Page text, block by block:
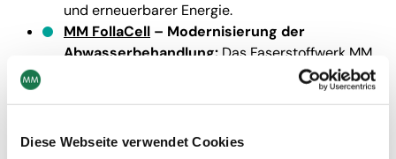
Diese Webseite verwendet Cookies
und erneuerbarer Energie.
MM FollaCell – Modernisierung der
Abwasserbehandlung: Das Faserstoffwerk MM
FollaCell modernisiert derzeit ebenfalls seine
Abwasseraufbereitungsanlage. Dadurch werden
Klärschlammbehandlung reduziert und wir können